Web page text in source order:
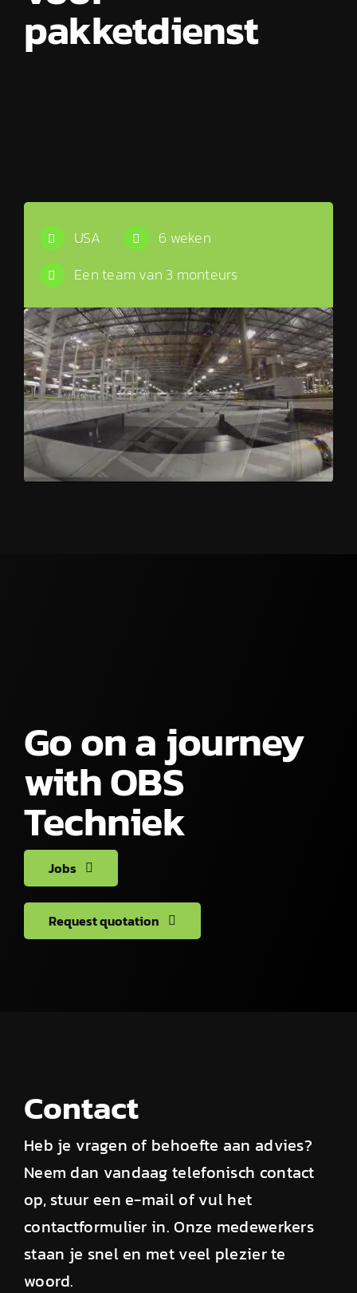
pakketdienst
USA
6 weken
Een team van 3 monteurs
Go on a journey
with OBS
Techniek
Jobs
Request quotation
Contact
Heb je vragen of behoefte aan advies?
Neem dan vandaag telefonisch contact
op, stuur een e-mail of vul het
contactformulier in. Onze medewerkers
staan je snel en met veel plezier te
woord.